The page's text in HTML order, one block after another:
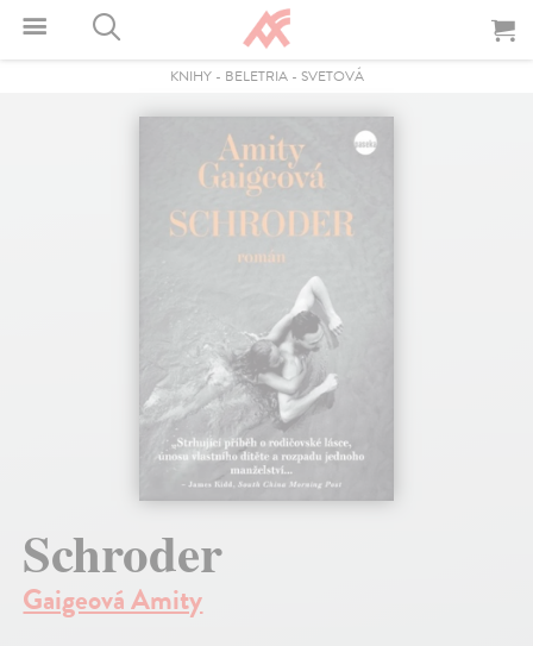
KNIHY- BELETRIA- SVETOVÁ
Schroder
Gaigeová Amity